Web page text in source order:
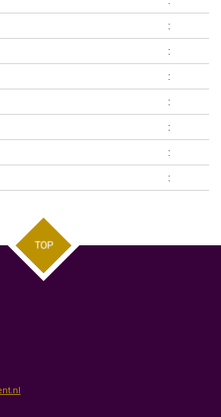
:
:
:
:
:
:
:
TOP